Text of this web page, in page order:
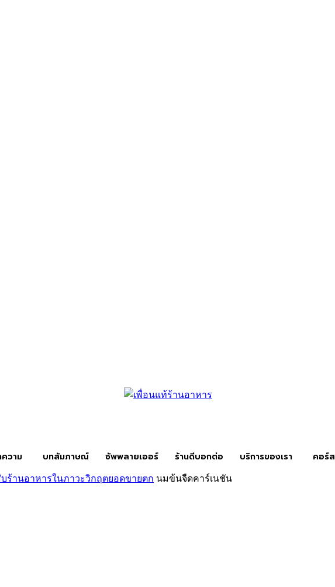
วาม บทสัมภาษณ์ ซัพพลายเออร์ ร้านดีบอกต่อ บริการของเรา คอร์
ร้านอาหารในภาวะวิกฤตยอดขายตก นมข้นจืดคาร์เนชัน